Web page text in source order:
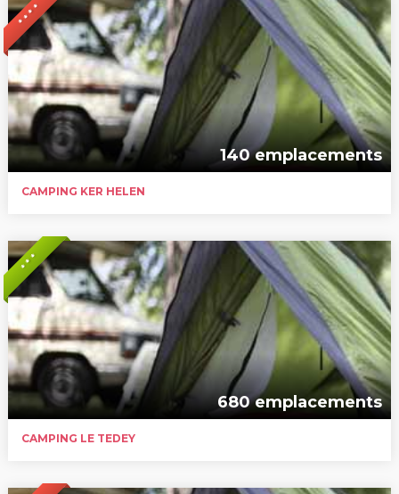
* * * *
140 emplacements
CAMPING KER HELEN
* * *
680 emplacements
CAMPING LE TEDEY